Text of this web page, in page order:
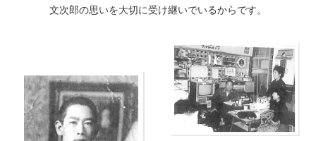
文次郎の思いを大切に受け継いでいるからです。